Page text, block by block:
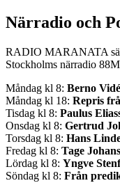
Närradio och
RADIO MARANATA
Stockholms närradio
Måndag kl 8: Berno
Måndag kl 18: Repris
Tisdag kl 8: Paulus
Onsdag kl 8: Gertrud
Torsdag kl 8: Hans
Fredag kl 8: Tage
Lördag kl 8: Yngve
Söndag kl 8: Från